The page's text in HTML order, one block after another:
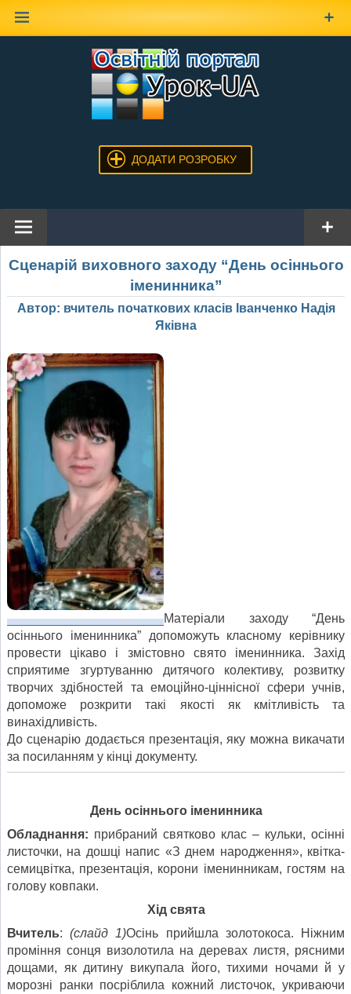
ДОДАТИ РОЗРОБКУ
Сценарій виховного заходу “День осіннього
іменинника”
Автор: вчитель початкових класів Іванченко Надія
Яківна
Матеріали заходу “День
осіннього іменинника” допоможуть класному керівнику
провести цікаво і змістовно свято іменинника. Захід
сприятиме згуртуванню дитячого колективу, розвитку
творчих здібностей та емоційно-ціннісної сфери учнів,
допоможе розкрити такі якості як кмітливість та
винахідливість.
До сценарію додається презентація, яку можна викачати
за посиланням у кінці документу.
День осіннього іменинника
Обладнання: прибраний святково клас – кульки, осінні
листочки, на дошці напис «З днем народження», квітка-
семицвітка, презентація, корони іменинникам, гостям на
голову ковпаки.
Хід свята
Вчитель:(слайд 1)Осінь прийшла золотокоса. Ніжним
проміння сонця визолотила на деревах листя, рясними
дощами, як дитину викупала його, тихими ночами й у
морозні ранки посріблила кожний листочок, укриваючи